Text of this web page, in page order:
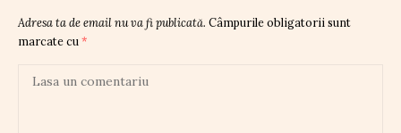
Adresa ta de email nu va fi publicată. Câmpurile obligatorii sunt
marcate cu *